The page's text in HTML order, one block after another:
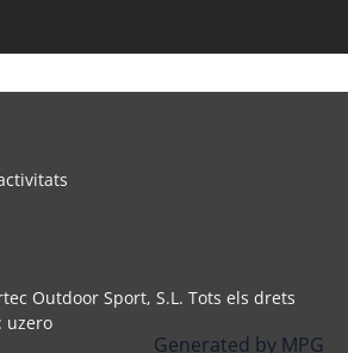
Empreses Alcora
Alcora
Empreses Alcover
Alcover
Empreses Alcudia de Veo
Alcudia de Veo
Outdoor Sport, S.L. Tots els drets
: uzero
Generated by MPG